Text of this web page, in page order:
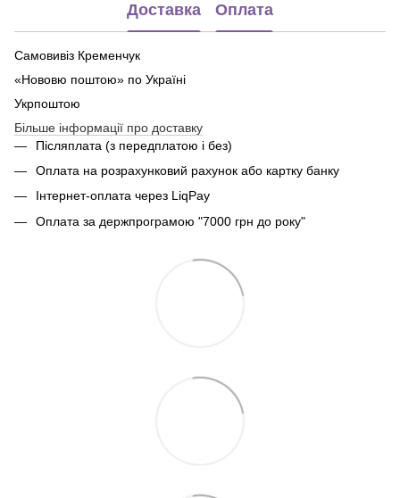
Доставка Оплата
Самовивіз Кременчук
«Нововю поштою» по Україні
Укрпоштою
Більше інформації про доставку
Післяплата (з передплатою і без)
Оплата на розрахунковий рахунок або картку банку
Інтернет-оплата через LiqPay
Оплата за держпрограмою "7000 грн до року"